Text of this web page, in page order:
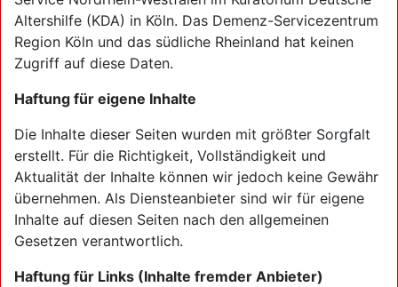
Altershilfe (KDA) in Köln. Das Demenz-Servicezentrum
Region Köln und das südliche Rheinland hat keinen
Zugriff auf diese Daten.
Haftung für eigene Inhalte
Die Inhalte dieser Seiten wurden mit größter Sorgfalt
erstellt. Für die Richtigkeit, Vollständigkeit und
Aktualität der Inhalte können wir jedoch keine Gewähr
übernehmen. Als Diensteanbieter sind wir für eigene
Inhalte auf diesen Seiten nach den allgemeinen
Gesetzen verantwortlich.
Haftung für Links (Inhalte fremder Anbieter)